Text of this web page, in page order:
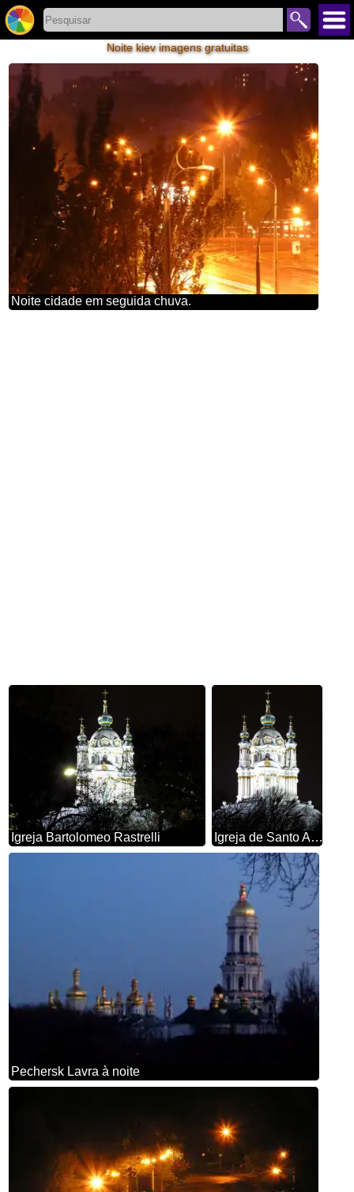
Noite kiev imagens gratuitas
Noite cidade em seguida chuva.
Igreja Bartolomeo Rastrelli Igreja de Santo André
Pechersk Lavra à noite